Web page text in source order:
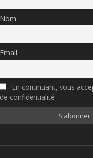
Nom
Email
En continuant, vous
de confidentialité